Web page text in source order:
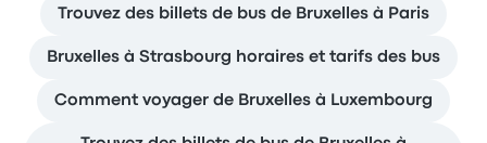
Trouvez des billets de bus de Bruxelles à Paris
Bruxelles à Strasbourg horaires et tarifs des bus
Comment voyager de Bruxelles à Luxembourg